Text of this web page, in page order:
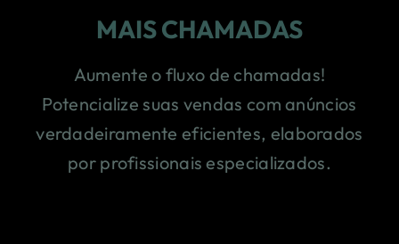
MAIS CHAMADAS
Aumente o fluxo de chamadas!
Potencialize suas vendas com anúncios
verdadeiramente eficientes, elaborados
por profissionais especializados.